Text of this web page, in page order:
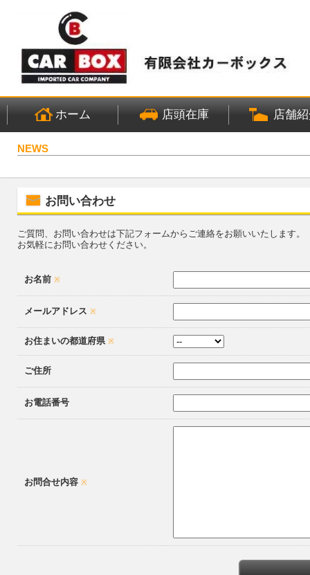
ホーム 店頭在庫 店舗
NEWS
お問い合わせ
ご質問、お問い合わせは下記フォームからご連絡をお願いいたします。
お気軽にお問い合わせください。
お名前 ※
メールアドレス ※
お住まいの都道府県 ※
ご住所
お電話番号
お問合せ内容 ※